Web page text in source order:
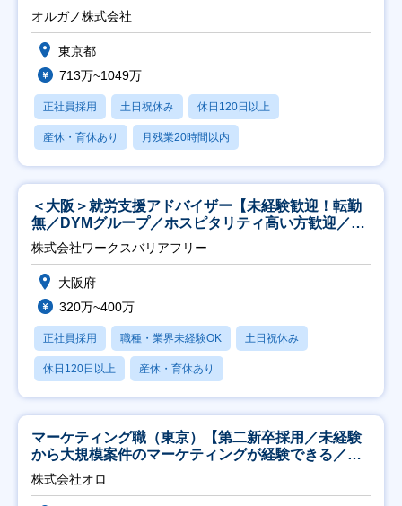
オルガノ株式会社
東京都
713万~1049万
正社員採用 土日祝休み 休日120日以上
産休・育休あり 月残業20時間以内
＜大阪＞就労支援アドバイザー【未経験歓迎！転勤
無／DYMグループ／ホスピタリティ高い方歓迎／土
日祝】
株式会社ワークスバリアフリー
大阪府
320万~400万
正社員採用 職種・業界未経験OK 土日祝休み
休日120日以上 産休・育休あり
マーケティング職（東京）【第二新卒採用／未経験
から大規模案件のマーケティングが経験できる／研
修充実】
株式会社オロ